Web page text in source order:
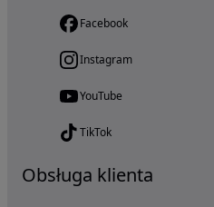
Facebook
Instagram
YouTube
TikTok
Obsługa klienta